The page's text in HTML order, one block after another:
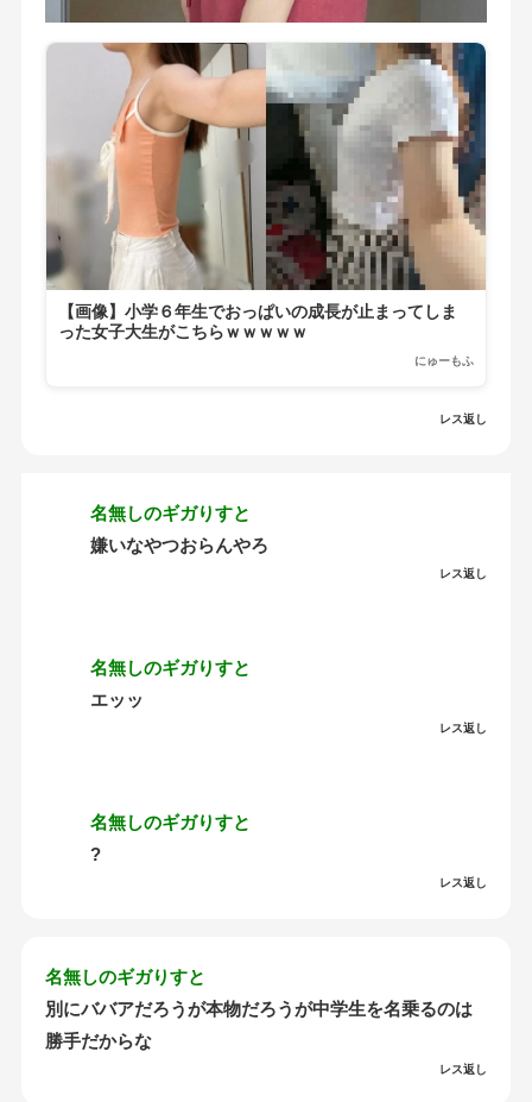
【画像】小学６年生でおっぱいの成長が止まってしま
った女子大生がこちらｗｗｗｗｗ
にゅーもふ
レス返し
名無しのギガりすと
嫌いなやつおらんやろ
レス返し
名無しのギガりすと
エッッ
レス返し
名無しのギガりすと
?
レス返し
名無しのギガりすと
別にババアだろうが本物だろうが中学生を名乗るのは
勝手だからな
レス返し